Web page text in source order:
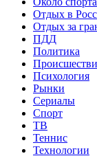
Отдых в
Отдых за
ПДД
Политика
Психология
Рынки
Сериалы
Спорт
ТВ
Теннис
Технологии